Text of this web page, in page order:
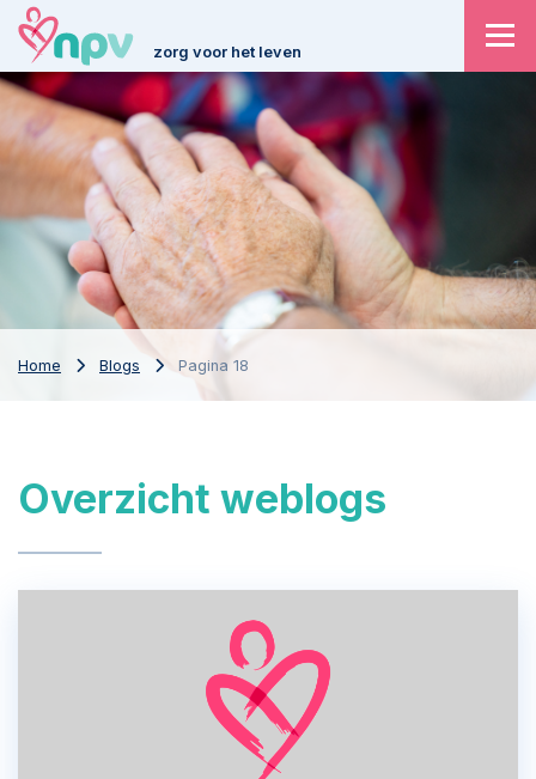
zorg voor het leven
Home Blogs Pagina 18
Overzicht weblogs